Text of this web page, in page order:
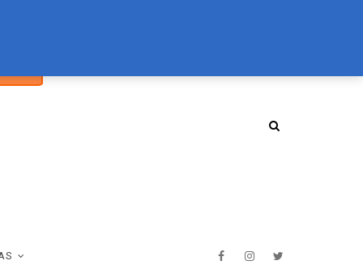
FacebookInstagram